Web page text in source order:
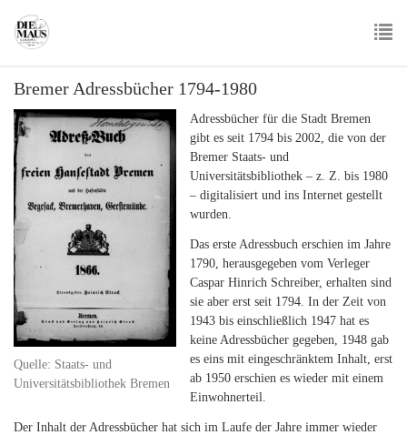
main
Bremer Adressbücher 1794-1980
Quelle: Staats- und
Universitätsbibliothek Bremen
Adressbücher für die Stadt Bremen
gibt es seit 1794 bis 2002, die von der
Bremer Staats- und
Universitätsbibliothek – z. Z. bis 1980
– digitalisiert und ins Internet gestellt
wurden.
Das erste Adressbuch erschien im Jahre
1790, herausgegeben vom Verleger
Caspar Hinrich Schreiber, erhalten sind
sie aber erst seit 1794. In der Zeit von
1943 bis einschließlich 1947 hat es
keine Adressbücher gegeben, 1948 gab
es eins mit eingeschränktem Inhalt, erst
ab 1950 erschien es wieder mit einem
Einwohnerteil.
Der Inhalt der Adressbücher hat sich im Laufe der Jahre immer wieder